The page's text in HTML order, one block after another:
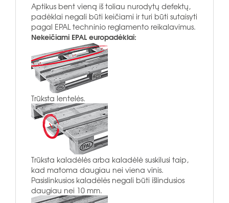
Aptikus bent vieną iš toliau nurodytų defektų,
padėklai negali būti keičiami ir turi būti sutaisyti
pagal EPAL techninio reglamento reikalavimus.
Nekeičiami EPAL europadėklai:
Trūksta lentelės.
Trūksta kaladėlės arba kaladėlė suskilusi taip,
kad matoma daugiau nei viena vinis.
Pasislinkusios kaladėlės negali būti išlindusios
daugiau nei 10 mm.